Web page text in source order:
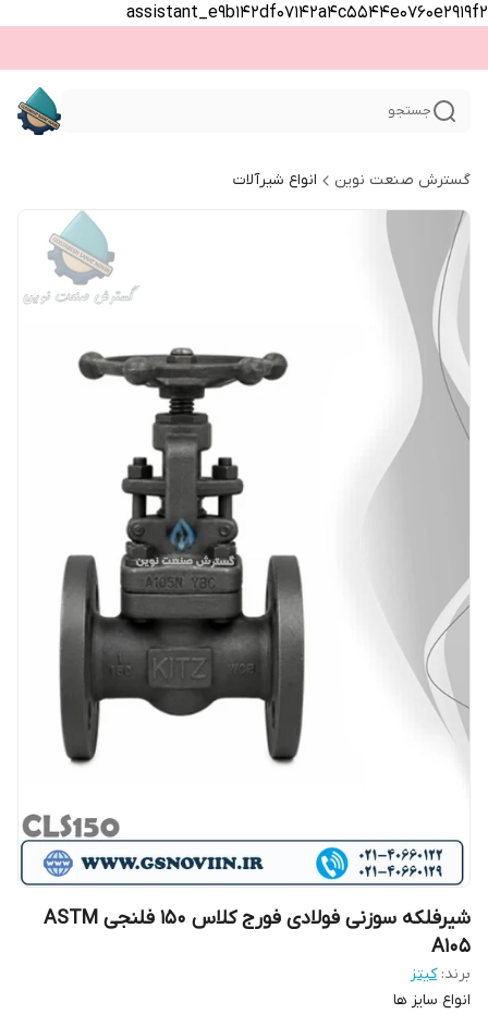
assistant_e9b142df07142a4c5544e0760e2919f2
جستجو
گسترش صنعت نوین انواع شیرآلات
شیرفلکه سوزنی فولادی فورج کلاس 150 فلنجی ASTM
A105
برند: کیتز
‌انواع سایز ها